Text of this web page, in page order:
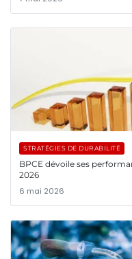
STRATÉGIES DE DURABILITÉ
BPCE dévoile ses
2026
6 mai 2026